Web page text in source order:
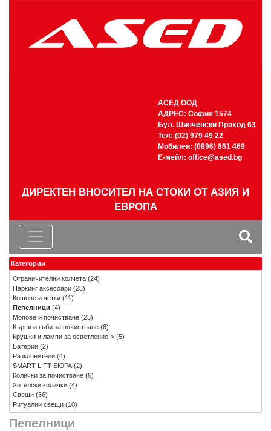
АСЕД ООД
АДРЕС: София 1574
Бул. Шипченски Проход 63
Тел: (02) 979 49 22
Мобилен: (0896) 861 469
Е-мейл: office@ased.bg
ДИРЕКТЕН ВНОСИТЕЛ НА СТОКИ ОТ АЗИЯ И
ЕВРОПА
Пепелници
Категории
Ограничителни колчета (24)
Паркинг аксесоари (25)
Кошове и четки (11)
Пепелници (4)
Мопове и почистване (25)
Кърпи и гъби за почистване (6)
Крушки и лампи за осветление-> (5)
Батерии (2)
Разклонители (4)
SMART LIFT БЮРА(2)
Колички за почистване (6)
Хотелски колички (4)
Свещи (36)
Ритуални свещи (10)